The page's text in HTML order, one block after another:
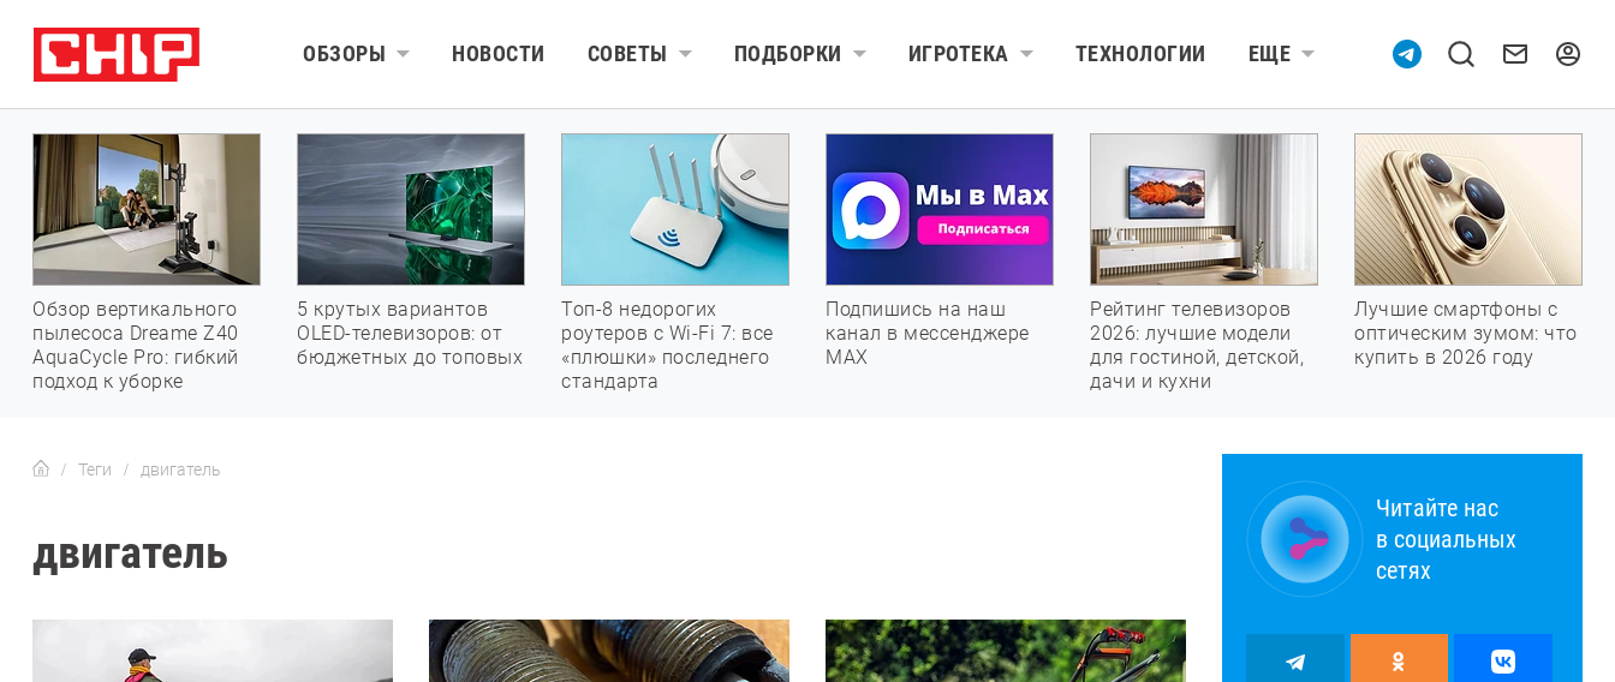
ОБЗОРЫ НОВОСТИ СОВЕТЫ ПОДБОРКИ ИГРОТЕКА ТЕХНОЛОГИИ ЕЩЕ
Обзор вертикального
пылесоса Dreame Z40
AquaCycle Pro: гибкий
подход к уборке
5 крутых вариантов
OLED-телевизоров: от
бюджетных до топовых
Топ-8 недорогих
роутеров с Wi-Fi 7: все
«плюшки» последнего
стандарта
Подпишись на наш
канал в мессенджере
МАХ
Рейтинг телевизоров
2026: лучшие модели
для гостиной, детской,
дачи и кухни
Лучшие смартфоны с
оптическим зумом: что
купить в 2026 году
Теги двигатель
двигатель
Читайте нас
в социальных
сетях